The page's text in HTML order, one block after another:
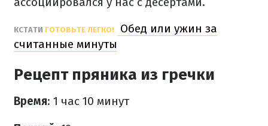
КСТАТИ ГОТОВЬТЕ ЛЕГКО!
Обед или ужин за
считанные минуты
Рецепт пряника из гречки
Время: 1 час 10 минут